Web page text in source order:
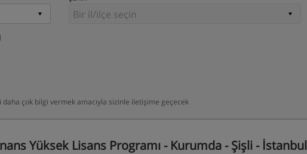
çok bilgi vermek amacıyla sizinle iletişime geçecek
Yüksek Lisans Programı - Kurumda - Şişli - İstanbul